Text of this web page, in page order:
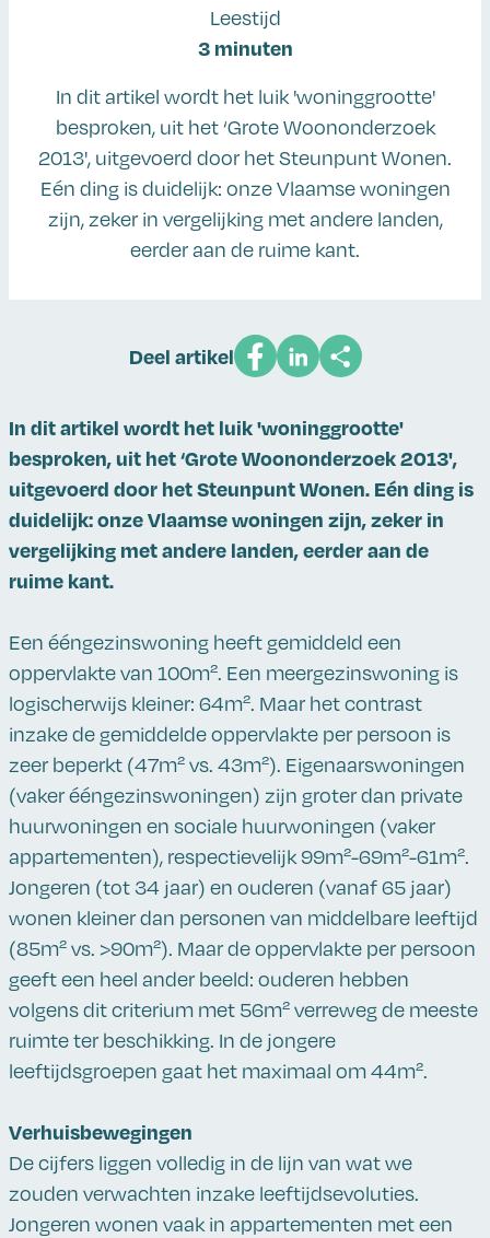
Leestijd
3 minuten
In dit artikel wordt het luik 'woninggrootte'
besproken, uit het ‘Grote Woononderzoek
2013', uitgevoerd door het Steunpunt Wonen.
Eén ding is duidelijk: onze Vlaamse woningen
zijn, zeker in vergelijking met andere landen,
eerder aan de ruime kant.
Deel artikel
In dit artikel wordt het luik 'woninggrootte'
besproken, uit het ‘Grote Woononderzoek 2013',
uitgevoerd door het Steunpunt Wonen. Eén ding is
duidelijk: onze Vlaamse woningen zijn, zeker in
vergelijking met andere landen, eerder aan de
ruime kant.
Een ééngezinswoning heeft gemiddeld een
oppervlakte van 100m². Een meergezinswoning is
logischerwijs kleiner: 64m². Maar het contrast
inzake de gemiddelde oppervlakte per persoon is
zeer beperkt (47m² vs. 43m²). Eigenaarswoningen
(vaker ééngezinswoningen) zijn groter dan private
huurwoningen en sociale huurwoningen (vaker
appartementen), respectievelijk 99m²-69m²-61m².
Jongeren (tot 34 jaar) en ouderen (vanaf 65 jaar)
wonen kleiner dan personen van middelbare leeftijd
(85m² vs. >90m²). Maar de oppervlakte per persoon
geeft een heel ander beeld: ouderen hebben
volgens dit criterium met 56m² verreweg de meeste
ruimte ter beschikking. In de jongere
leeftijdsgroepen gaat het maximaal om 44m².
Verhuisbewegingen
De cijfers liggen volledig in de lijn van wat we
zouden verwachten inzake leeftijdsevoluties.
Jongeren wonen vaak in appartementen met een